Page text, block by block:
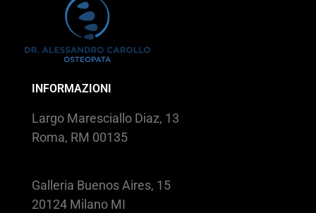
INFORMAZIONI
Largo Maresciallo Diaz, 13
Roma, RM 00135
Galleria Buenos Aires, 15
20124 Milano MI